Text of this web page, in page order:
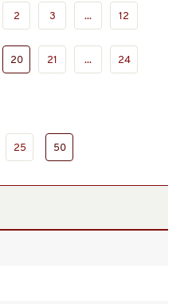
2 3 ... 12
20 21 ... 24
25 50